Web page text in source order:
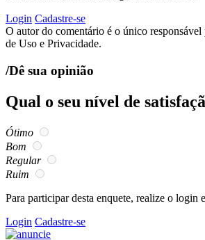
Login Cadastre-se
O autor do comentário é o único
de Uso e Privacidade.
/Dê sua opinião
Qual o seu nível de
Ótimo
Bom
Regular
Ruim
Para participar desta enquete, realize o login
Login Cadastre-se